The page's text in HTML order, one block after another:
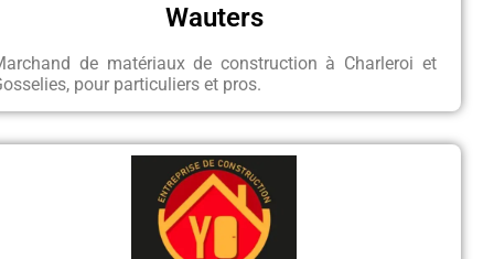
Wauters
de matériaux de construction à Charleroi et
pour particuliers et pros.